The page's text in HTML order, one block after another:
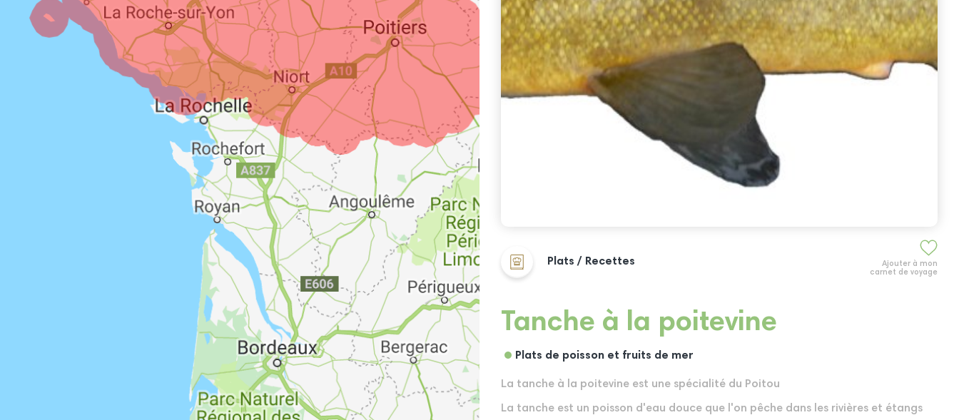
Ajouter à mon
carnet de voyage
Plats / Recettes
Tanche à la poitevine
Plats de poisson et fruits de mer
La tanche à la poitevine est une spécialité du Poitou
La tanche est un poisson d'eau douce que l'on pêche dans les rivières et étangs